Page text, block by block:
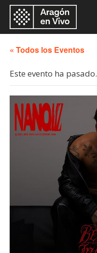
« Todos los Eventos
Este evento ha pasado.